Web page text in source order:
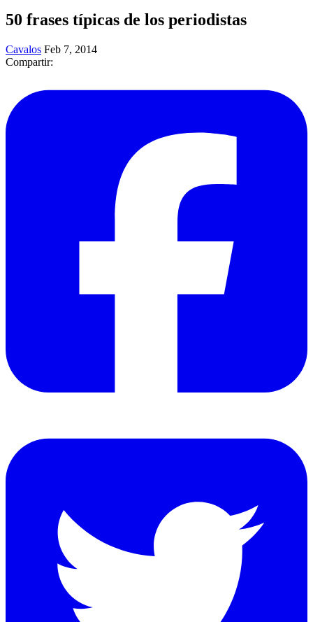
50 frases típicas de los periodistas
Cavalos Feb 7, 2014
Compartir: